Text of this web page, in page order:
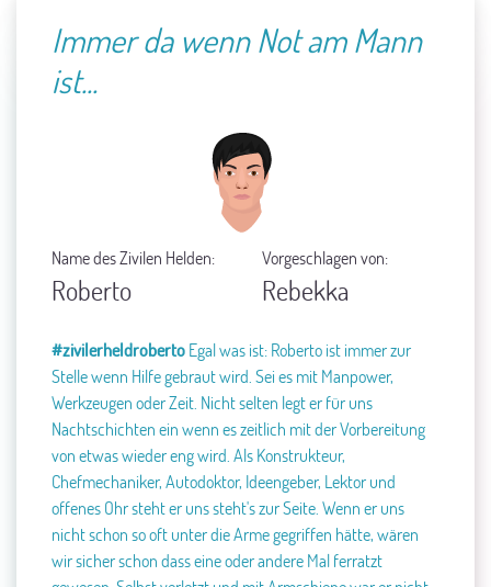
Immer da wenn Not am Mann
ist...
Name des Zivilen Helden:
Roberto
Vorgeschlagen von:
Rebekka
#zivilerheldrobertoEgal was ist: Roberto ist immer zur
Stelle wenn Hilfe gebraut wird. Sei es mit Manpower,
Werkzeugen oder Zeit. Nicht selten legt er für uns
Nachtschichten ein wenn es zeitlich mit der Vorbereitung
von etwas wieder eng wird. Als Konstrukteur,
Chefmechaniker, Autodoktor, Ideengeber, Lektor und
offenes Ohr steht er uns steht's zur Seite. Wenn er uns
nicht schon so oft unter die Arme gegriffen hätte, wären
wir sicher schon dass eine oder andere Mal ferratzt